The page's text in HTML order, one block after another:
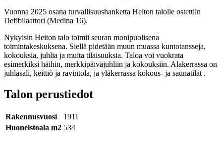
Vuonna 2025 osana turvallisuushanketta Heiton talolle ostettiin
Defibilaattori (Medina 16).
Nykyisin Heiton talo toimii seuran monipuolisena
toimintakeskuksena. Siellä pidetään muun muassa kuntotansseja,
kokouksia, juhlia ja muita tilaisuuksia. Taloa voi vuokrata
esimerkiksi häihin, merkkipäiväjuhliin ja kokouksiin. Alakerrassa on
juhlasali, keittiö ja ravintola, ja yläkerrassa kokous- ja saunatilat .
Talon perustiedot
Rakennusvuosi
1911
Huoneistoala m2 534